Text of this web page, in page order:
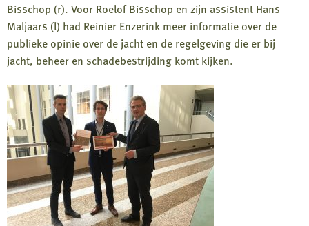
Bisschop (r). Voor Roelof Bisschop en zijn assistent Hans
Maljaars (l) had Reinier Enzerink meer informatie over de
publieke opinie over de jacht en de regelgeving die er bij
jacht, beheer en schadebestrijding komt kijken.